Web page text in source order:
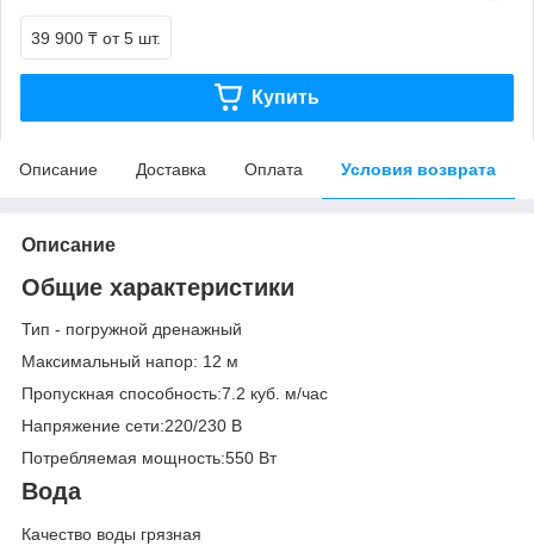
39 900 ₸ от 5 шт.
Купить
Описание Доставка Оплата Условия возврата
Описание
Общие характеристики
Тип - погружной дренажный
Максимальный напор: 12 м
Пропускная способность:7.2 куб. м/час
Напряжение сети:220/230 В
Потребляемая мощность:550 Вт
Вода
Качество воды грязная